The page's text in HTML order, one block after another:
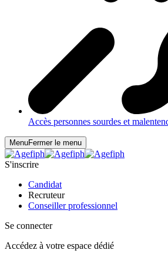
Accès personnes sourdes et
MenuFermer le menu
S'inscrire
Candidat
Recruteur
Conseiller professionnel
Se connecter
Accédez à votre espace dédié